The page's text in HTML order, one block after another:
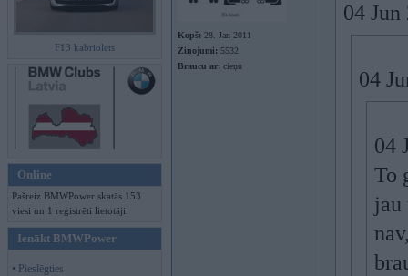
F13 kabriolets
Online
Pašreiz BMWPower skatās 153
viesi un 1 reģistrēti lietotāji.
Ienākt BMWPower
• Pieslēgties
Kopš: 28. Jan 2011
Ziņojumi: 5532
Braucu ar: cieņu
04
04
04
To
jau